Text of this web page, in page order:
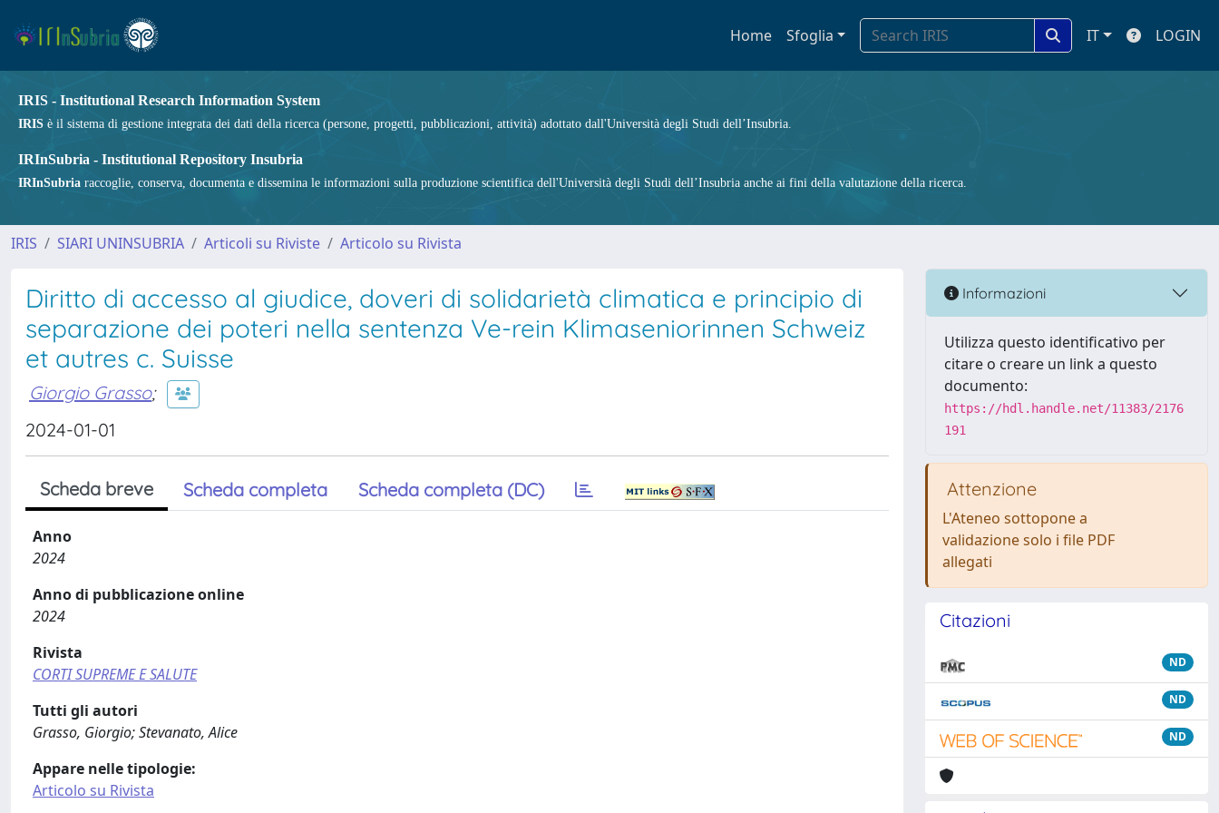
Home Sfoglia IT LOGIN
IRIS - Institutional Research Information System
IRIS è il sistema di gestione integrata dei dati della ricerca (persone, progetti, pubblicazioni, attività) adottato dall'Università degli Studi dell’Insubria.
IRInSubria - Institutional Repository Insubria
IRInSubria raccoglie, conserva, documenta e dissemina le informazioni sulla produzione scientifica dell'Università degli Studi dell’Insubria anche ai fini della valutazione della ricerca.
IRIS SIARI UNINSUBRIA Articoli su Riviste Articolo su Rivista
Diritto di accesso al giudice, doveri di solidarietà climatica e principio di
separazione dei poteri nella sentenza Ve-rein Klimaseniorinnen Schweiz
et autres c. Suisse
Giorgio Grasso;
2024-01-01
Scheda breve Scheda completa Scheda completa (DC)
Anno
2024
Anno di pubblicazione online
2024
Rivista
CORTI SUPREME E SALUTE
Tutti gli autori
Grasso, Giorgio; Stevanato, Alice
Appare nelle tipologie:
Articolo su Rivista
Informazioni
Utilizza questo identificativo per
citare o creare un link a questo
documento:
https://hdl.handle.net/11383/2176
191
Attenzione
L'Ateneo sottopone a
validazione solo i file PDF
allegati
Citazioni
ND
ND
ND